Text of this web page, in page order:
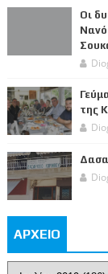
Οι
της
ΑΡΧΕΙΟ